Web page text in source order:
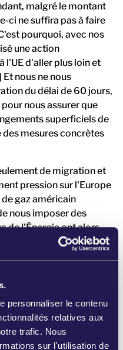
personnaliser le contenu
relatives aux
trafic. Nous
sur l'utilisation de
malgré le montant
ci ne suffira pas à faire
pourquoi, avec nos
une action
l'UE d'aller plus loin et
nous ne nous
du délai de 60 jours,
nous assurer que
superficiels de
des mesures concrètes
de migration et
pression sur l'Europe
gaz américain
nous imposer des
de l'Énergie ont alors
européennes
l'énergie. Nous nous
de nos
devant le Conseil
signifie enfermer
[9] Cela a fonctionné.